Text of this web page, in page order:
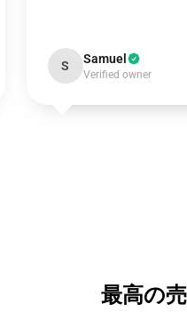
S Samuel
Verified owner
最高の